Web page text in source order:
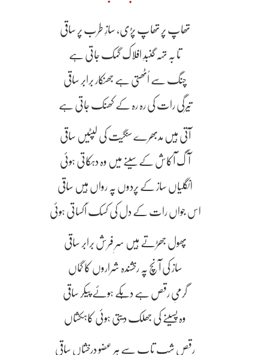
تھاپ پر تھاپ پڑی، سازِ طرب پر ساقی
تا بہ تہہ گنبدِ افلاک گمک جاتی ہے
چنگ سے اُٹھتی ہے جھنکار برابر ساقی
تیرگی رات کی رہ رہ کے کھنک جاتی ہے
آتی ہیں مدبھرے سنگیت کی لپٹیں ساقی
آگ آکاش کے سینے میں وہ دہکاتی ہوئی
انگلیاں ساز کے پردوں پہ رواں ہیں ساقی
اس جواں رات کے دل کی کسک اُکساتی ہوئی
پھول جھڑتے ہیں سرِ فرش برابر ساقی
ساز کی آنچ پہ رخشندہ شراروں کا گماں
گرمیِ رقص ہے دہکے ہوئے پیکر ساقی
وہ پسینے کی جھلک دیتی ہوئی کاہکشاں
رقص شبِ تاب سے ہر عضو درخشاں ساقی